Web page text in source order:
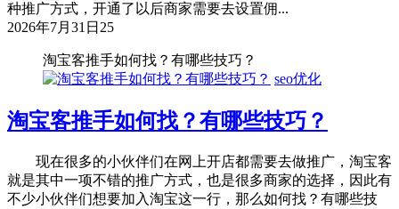
种推广方式，开通了以后商家需要去设置佣...
2026年7月31日 25
淘宝客推手如何找？有哪些技巧？
seo优化
淘宝客推手如何找？有哪些技巧？
现在很多的小伙伴们在网上开店都需要去做推广，淘宝客
就是其中一项不错的推广方式，也是很多商家的选择，因此有
不少小伙伴们想要加入淘宝这一行，那么如何找？有哪些技